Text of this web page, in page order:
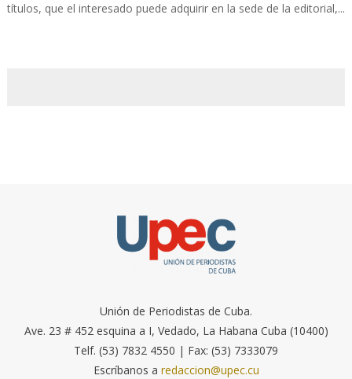
títulos, que el interesado puede adquirir en la sede de la editorial,...
Unión de Periodistas de Cuba.
Ave. 23 # 452 esquina a I, Vedado, La Habana Cuba (10400)
Telf. (53) 7832 4550 | Fax: (53) 7333079
Escríbanos a redaccion@upec.cu